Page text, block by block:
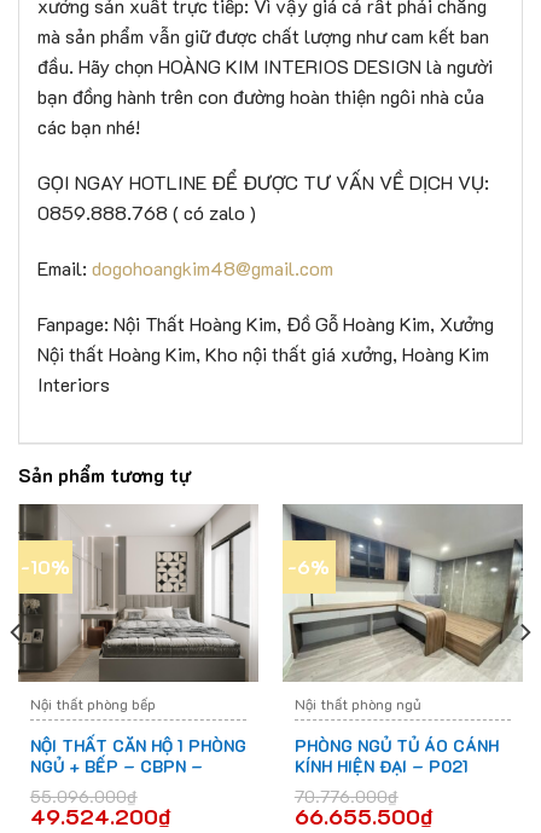
xưởng sản xuất trực tiếp: Vì vậy giá cả rất phải chăng
mà sản phẩm vẫn giữ được chất lượng như cam kết ban
đầu. Hãy chọn HOÀNG KIM INTERIOS DESIGN là người
bạn đồng hành trên con đường hoàn thiện ngôi nhà của
các bạn nhé!
GỌI NGAY HOTLINE ĐỂ ĐƯỢC TƯ VẤN VỀ DỊCH VỤ:
0859.888.768 ( có zalo )
Email: dogohoangkim48@gmail.com
Fanpage: Nội Thất Hoàng Kim, Đồ Gỗ Hoàng Kim, Xưởng
Nội thất Hoàng Kim, Kho nội thất giá xưởng, Hoàng Kim
Interiors
Sản phẩm tương tự
-10%
Nội thất phòng bếp
NỘI THẤT CĂN HỘ 1 PHÒNG
NGỦ + BẾP – CBPN –
D026
55.096.000₫
49.524.200₫
-6%
Nội thất phòng ngủ
PHÒNG NGỦ TỦ ÁO CÁNH
KÍNH HIỆN ĐẠI – P021
70.776.000₫
66.655.500₫